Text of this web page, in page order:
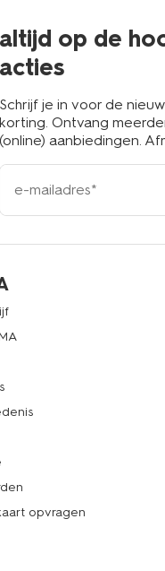
altijd op de
acties
Schrijf je in voor de
korting. Ontvang
(online) aanbiedingen.
e-
mailadres
opvragen